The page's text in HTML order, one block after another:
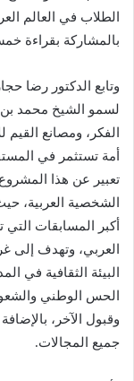
الطلاب في العالم
بالمشاركة بقراءة
وتابع الدكتور رضا
لسمو الشيخ محمد بن
الفكر، ومصانع
أمة تستثمر في
تعبير عن هذا
الشخصية العربية،
أكبر المسابقات
العربي، وتهدف إلى
البيئة الثقافية في
الحس الوطني
وقبول الآخر،
جميع المجالات.